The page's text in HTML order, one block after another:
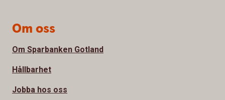
Om oss
Om Sparbanken Gotland
Hållbarhet
Jobba hos oss